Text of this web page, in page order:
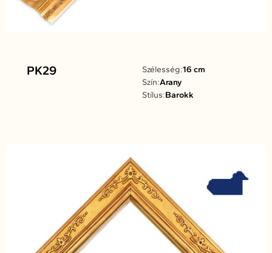
PK29 Szélesség:16 cm
Szín:Arany
Stílus:Barokk